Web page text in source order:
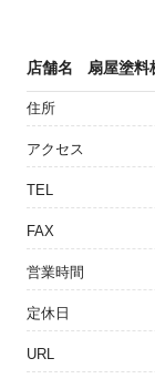
店舗名 扇屋塗料
住所
アクセス
TEL
FAX
営業時間
定休日
URL